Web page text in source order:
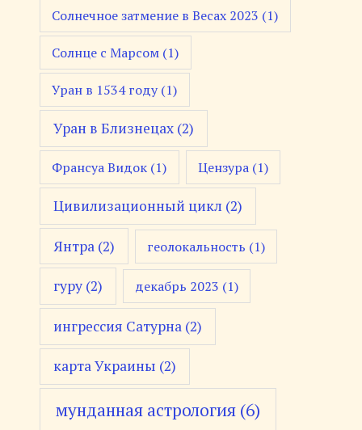
Солнечное затмение в Весах 2023 (1)
Солнце с Марсом (1)
Уран в 1534 году(1)
Уран в Близнецах(2)
Франсуа Видок (1) Цензура (1)
Цивилизационный цикл (2)
Янтра (2) геолокальность (1)
гуру(2) декабрь 2023 (1)
ингрессия Сатурна(2)
карта Украины (2)
мунданная астрология(6)